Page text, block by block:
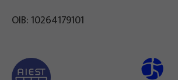
OIB: 10264179101